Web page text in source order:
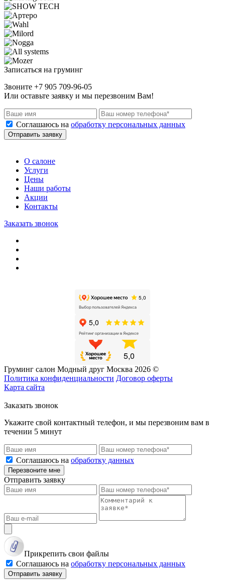
Записаться на груминг
Звоните +7 905 709-96-05
Или оставьте заявку и мы перезвоним Вам!
Соглашаюсь на обработку персональных данных
Отправить заявку
О салоне
Услуги
Цены
Наши работы
Акции
Контакты
Заказать звонок
Груминг салон Модный друг Москва 2026 ©
Политика конфиденциальности Договор оферты
Карта сайта
Заказать звонок
Укажите свой контактный телефон, и мы перезвоним вам в
течении 5 минут
Соглашаюсь на обработку данных
Перезвоните мне
Отправить заявку
Прикрепить свои файлы
Соглашаюсь на обработку персональных данных
Отправить заявку